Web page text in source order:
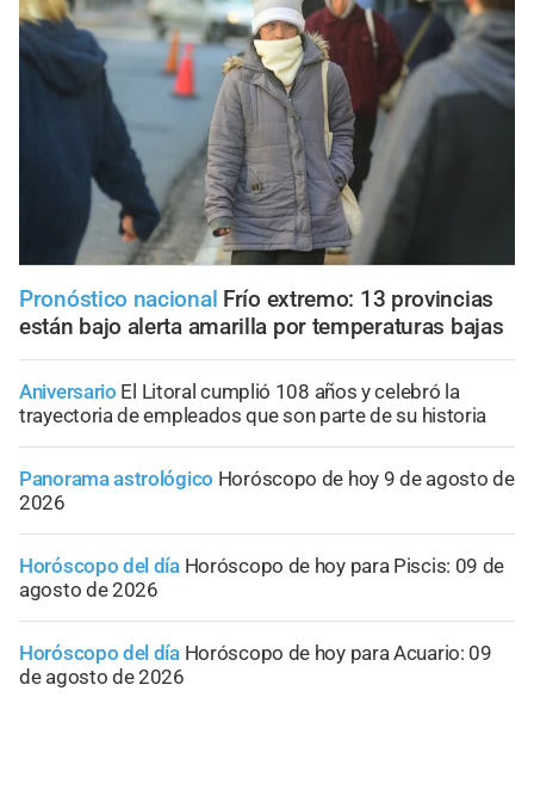
Pronóstico nacional Frío extremo: 13 provincias
están bajo alerta amarilla por temperaturas bajas
Aniversario El Litoral cumplió 108 años y celebró la
trayectoria de empleados que son parte de su historia
Panorama astrológico Horóscopo de hoy 9 de agosto de
2026
Horóscopo del día Horóscopo de hoy para Piscis: 09 de
agosto de 2026
Horóscopo del día Horóscopo de hoy para Acuario: 09
de agosto de 2026